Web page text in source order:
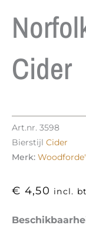
Cider
Art.nr. 3598
Bierstijl Cider
Merk:
€ 4,50 incl.
Norfolk